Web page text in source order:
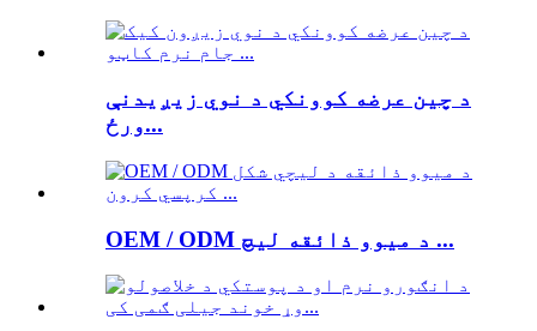
د چین عرضه کوونکي د نوي زیږیدنې
ورځ...
OEM / ODM د میوو ذائقه لیچ ...